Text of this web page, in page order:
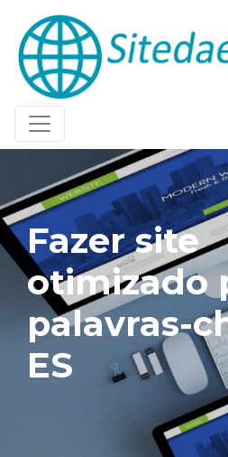
Fazer site
otimizado
palavras-
ES